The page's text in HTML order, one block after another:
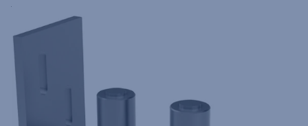
Yksityiskohtainen kuvaus löytyy Tuotteen kuvaus -